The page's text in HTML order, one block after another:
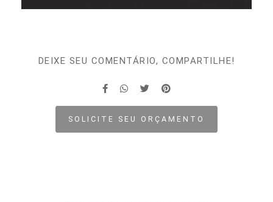
DEIXE SEU COMENTÁRIO, COMPARTILHE!
SOLICITE SEU ORÇAMENTO